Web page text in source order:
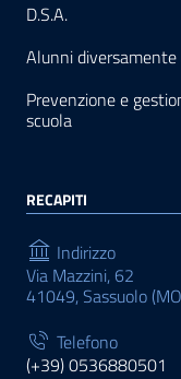
D.S.A.
Alunni diversamente
Prevenzione e
scuola
RECAPITI
Indirizzo
Via Mazzini, 62
41049, Sassuolo
Telefono
(+39) 0536880501